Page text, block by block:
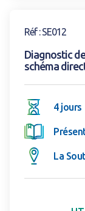
Réf : SE012
Diagnostic
schéma
4 jours
La